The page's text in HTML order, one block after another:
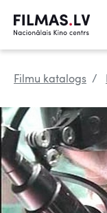
Filmu katalogs